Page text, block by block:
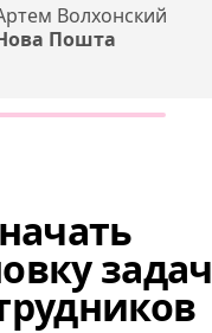
Волхонский
Пошта
задач